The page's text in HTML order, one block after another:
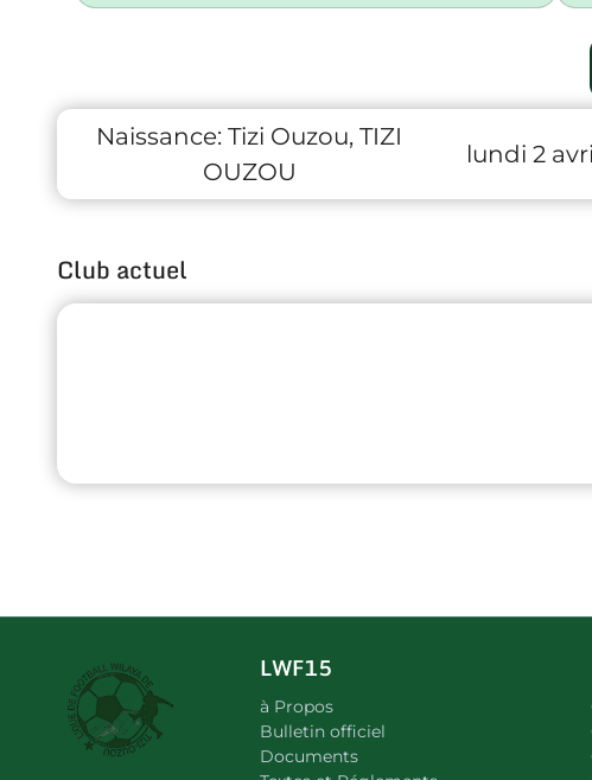
Naissance: Tizi Ouzou, TIZI
OUZOU
lundi 2
Club actuel
LWF15
à Propos
Bulletin officiel
Documents